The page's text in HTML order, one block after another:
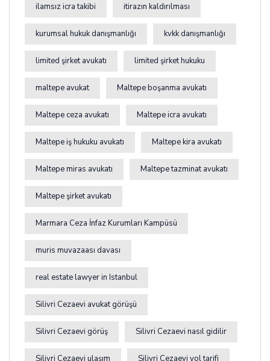
ilamsız icra takibi itirazın kaldırılması
kurumsal hukuk danışmanlığı kvkk danışmanlığı
limited şirket avukatı limited şirket hukuku
maltepe avukat Maltepe boşanma avukatı
Maltepe ceza avukatı Maltepe icra avukatı
Maltepe iş hukuku avukatı Maltepe kira avukatı
Maltepe miras avukatı Maltepe tazminat avukatı
Maltepe şirket avukatı
Marmara Ceza İnfaz Kurumları Kampüsü
muris muvazaası davası
real estate lawyer in Istanbul
Silivri Cezaevi avukat görüşü
Silivri Cezaevi görüş Silivri Cezaevi nasıl gidilir
Silivri Cezaevi ulaşım Silivri Cezaevi yol tarifi